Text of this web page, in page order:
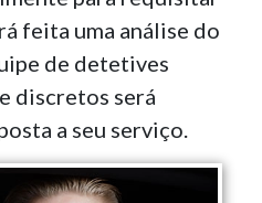
feita uma análise do
de detetives
discretos será
a seu serviço.